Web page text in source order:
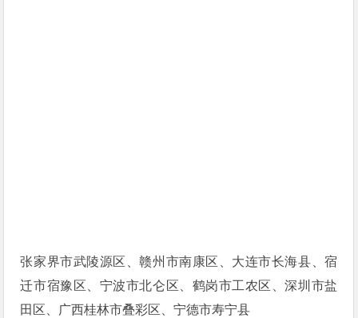
张家界市武陵源区、赣州市南康区、大连市长海县、宿
迁市宿豫区、宁波市北仑区、鹤岗市工农区、深圳市盐
田区、广西桂林市叠彩区、宁德市寿宁县